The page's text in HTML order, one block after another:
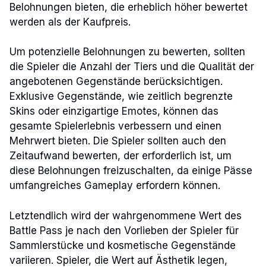
Belohnungen bieten, die erheblich höher bewertet
werden als der Kaufpreis.
Um potenzielle Belohnungen zu bewerten, sollten
die Spieler die Anzahl der Tiers und die Qualität der
angebotenen Gegenstände berücksichtigen.
Exklusive Gegenstände, wie zeitlich begrenzte
Skins oder einzigartige Emotes, können das
gesamte Spielerlebnis verbessern und einen
Mehrwert bieten. Die Spieler sollten auch den
Zeitaufwand bewerten, der erforderlich ist, um
diese Belohnungen freizuschalten, da einige Pässe
umfangreiches Gameplay erfordern können.
Letztendlich wird der wahrgenommene Wert des
Battle Pass je nach den Vorlieben der Spieler für
Sammlerstücke und kosmetische Gegenstände
variieren. Spieler, die Wert auf Ästhetik legen,